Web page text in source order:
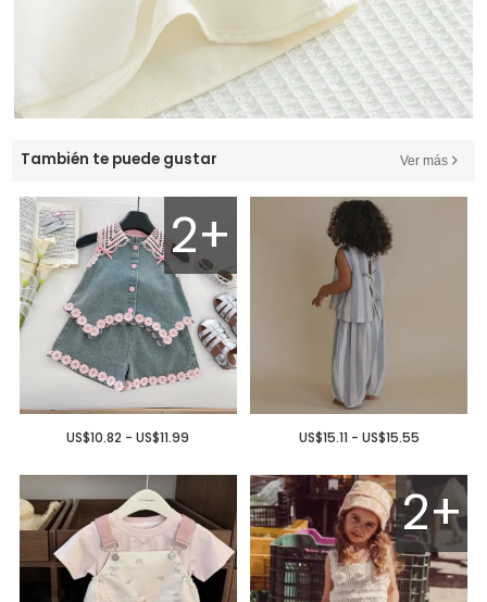
También te puede gustar Ver más
2+
US$10.82 - US$11.99 US$15.11 - US$15.55
2+